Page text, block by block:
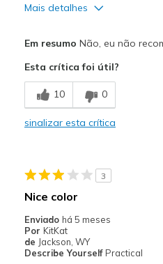
Mais detalhes
Stylish
Melhores utilizações
Special Occasions
Sizing
Feels half
View On Shoes
Em resumo Não, eu não
Esta crítica foi útil?
10 0
sinalizar esta crítica
3
Nice color
Enviado há 5 meses
Por KitKat
de Jackson, WY
Describe Yourself Practical